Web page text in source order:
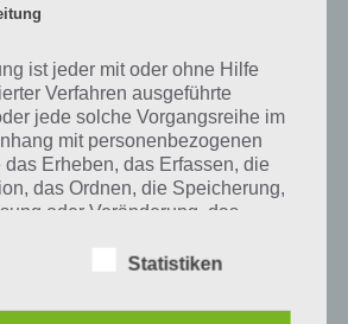
Zur Lösung
Zur Lösung
Zur Lösung
Zur Lösung
ist jeder mit oder ohne Hilfe
Verfahren ausgeführte
jede solche Vorgangsreihe im
mit personenbezogenen
das Erheben, das Erfassen, die
das Ordnen, die Speicherung,
oder Veränderung, das
durch Übermittlung,
den Abgleich oder die
Statistiken